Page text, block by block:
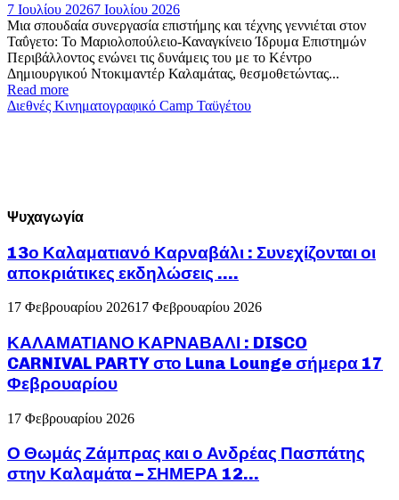
7 Ιουλίου 20267 Ιουλίου 2026
Μια σπουδαία συνεργασία επιστήμης και τέχνης γεννιέται στον
Ταΰγετο: Το Μαριολοπούλειο-Καναγκίνειο Ίδρυμα Επιστημών
Περιβάλλοντος ενώνει τις δυνάμεις του με το Κέντρο
Δημιουργικού Ντοκιμαντέρ Καλαμάτας, θεσμοθετώντας...
Read more
Διεθνές Κινηματογραφικό Camp Ταϋγέτου
Ψυχαγωγία
13ο Καλαματιανό Καρναβάλι : Συνεχίζονται οι
αποκριάτικες εκδηλώσεις ….
17 Φεβρουαρίου 202617 Φεβρουαρίου 2026
ΚΑΛΑΜΑΤΙΑΝΟ ΚΑΡΝΑΒΑΛΙ : DISCO
CARNIVAL PARTY στο Luna Lounge σήμερα 17
Φεβρουαρίου
17 Φεβρουαρίου 2026
Ο Θωμάς Ζάμπρας και ο Ανδρέας Πασπάτης
στην Καλαμάτα – ΣΗΜΕΡΑ 12...